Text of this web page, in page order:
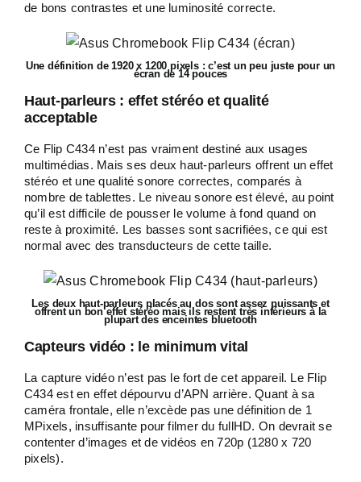
de bons contrastes et une luminosité correcte.
Une définition de 1920 x 1200 pixels : c’est un peu juste pour un
écran de 14 pouces
Haut-parleurs : effet stéréo et qualité
acceptable
Ce Flip C434 n’est pas vraiment destiné aux usages
multimédias. Mais ses deux haut-parleurs offrent un effet
stéréo et une qualité sonore correctes, comparés à
nombre de tablettes. Le niveau sonore est élevé, au point
qu’il est difficile de pousser le volume à fond quand on
reste à proximité. Les basses sont sacrifiées, ce qui est
normal avec des transducteurs de cette taille.
Les deux haut-parleurs placés au dos sont assez puissants et
offrent un bon effet stéréo mais ils restent très inférieurs à la
plupart des enceintes bluetooth
Capteurs vidéo : le minimum vital
La capture vidéo n’est pas le fort de cet appareil. Le Flip
C434 est en effet dépourvu d’APN arrière. Quant à sa
caméra frontale, elle n’excède pas une définition de 1
MPixels, insuffisante pour filmer du fullHD. On devrait se
contenter d’images et de vidéos en 720p (1280 x 720
pixels).